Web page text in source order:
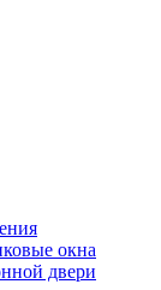
окна
двери